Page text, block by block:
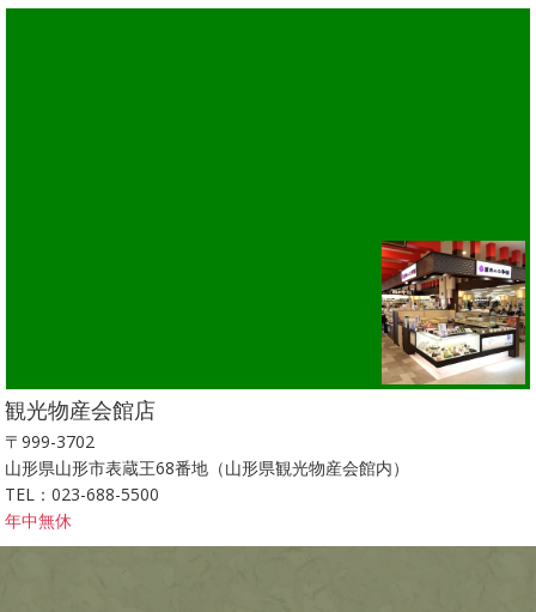
観光物産会館店
〒999-3702
山形県山形市表蔵王68番地（山形県観光物産会館内）
TEL：023-688-5500
年中無休